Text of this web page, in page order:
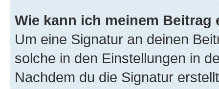
Wie kann ich meinem
Um eine Signatur an deinen
solche in den Einstellungen in
Nachdem du die Signatur